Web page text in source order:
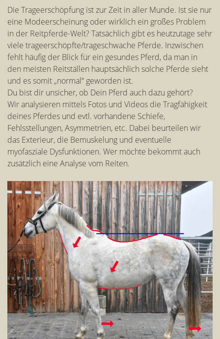
Analyse
der
Tragfähigkeit
Die Trageerschöpfung ist zur Zeit in aller Munde. Ist sie nur
eine Modeerscheinung oder wirklich ein großes Problem
in der Reitpferde-Welt? Tatsächlich gibt es heutzutage sehr
viele trageerschöpfte/trageschwache Pferde. Inzwischen
fehlt häufig der Blick für ein gesundes Pferd, da man in
den meisten Reitställen hauptsächlich solche Pferde sieht
und es somit „normal“ geworden ist.
Du bist dir unsicher, ob Dein Pferd auch dazu gehört?
Wir analysieren mittels Fotos und Videos die Tragfähigkeit
deines Pferdes und evtl. vorhandene Schiefe,
Fehlsstellungen, Asymmetrien, etc. Dabei beurteilen wir
das Exterieur, die Bemuskelung und eventuelle
myofasziale Dysfunktionen. Wer möchte bekommt auch
zusätzlich eine Analyse vom Reiten.